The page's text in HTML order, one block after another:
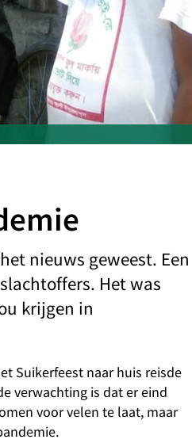
nieuws geweest. Een
Het was
krijgen in
Suikerfeest naar huis reisde
verwachting is dat er eind
voor velen te laat, maar